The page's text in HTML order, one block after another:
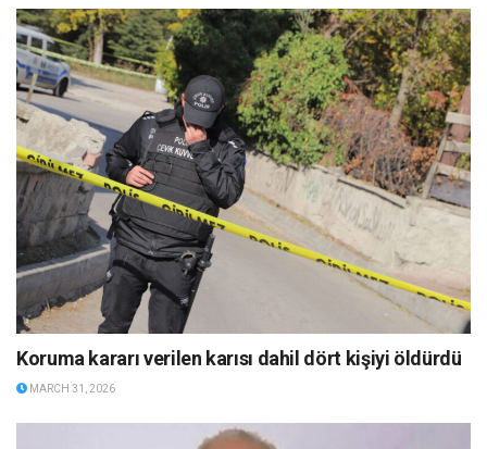
Koruma kararı verilen karısı dahil dört kişiyi öldürdü
MARCH 31, 2026